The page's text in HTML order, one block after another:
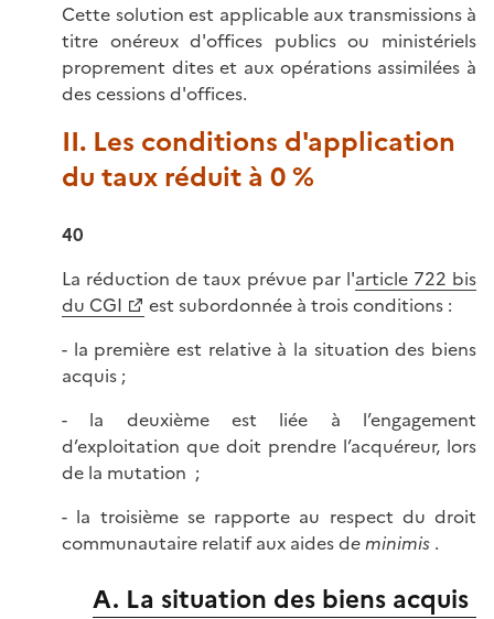
Cette solution est applicable aux transmissions à
titre onéreux d'offices publics ou ministériels
proprement dites et aux opérations assimilées à
des cessions d'offices.
II. Les conditions d'application
du taux réduit à 0 %
40
La réduction de taux prévue par l'article 722 bis
du CGI
est subordonnée à trois conditions :
- la première est relative à la situation des biens
acquis ;
- la deuxième est liée à l’engagement
d’exploitation que doit prendre l’acquéreur, lors
de la mutation ;
- la troisième se rapporte au respect du droit
communautaire relatif aux aides de minimis .
A. La situation des biens acquis